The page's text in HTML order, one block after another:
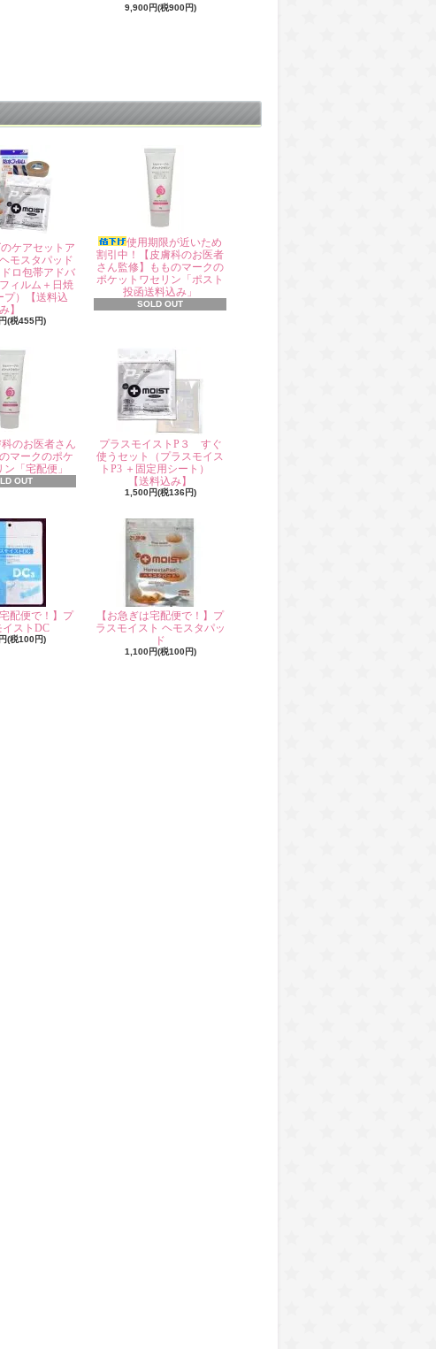
9,900円(税900円)
ケアセットア
モスタパッド
ドロ包帯アドバ
ィルム＋日焼
プ）【送料込
み】
(税455円)
使用期限が近いため
割引中！【皮膚科のお医者
さん監修】もものマークの
ポケットワセリン「ポスト
投函送料込み」
SOLD OUT
科のお医者さん
マークのポケ
「宅配便」
OUT
プラスモイストP３ すぐ
使うセット（プラスモイス
トP3 ＋固定用シート）
【送料込み】
1,500円(税136円)
配便で！】プ
イストDC
(税100円)
【お急ぎは宅配便で！】プ
ラスモイスト ヘモスタパッ
ド
1,100円(税100円)